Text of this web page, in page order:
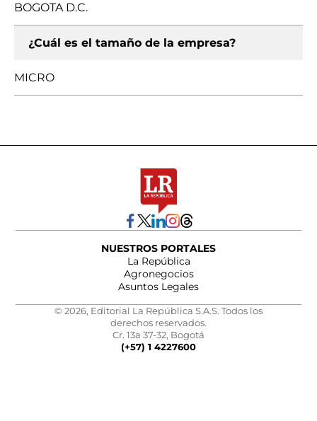
BOGOTA D.C.
¿Cuál es el tamaño de la empresa?
MICRO
NUESTROS PORTALES
La República
Agronegocios
Asuntos Legales
© 2026, Editorial La República S.A.S. Todos los
derechos reservados.
Cr. 13a 37-32, Bogotá
(+57) 1 4227600